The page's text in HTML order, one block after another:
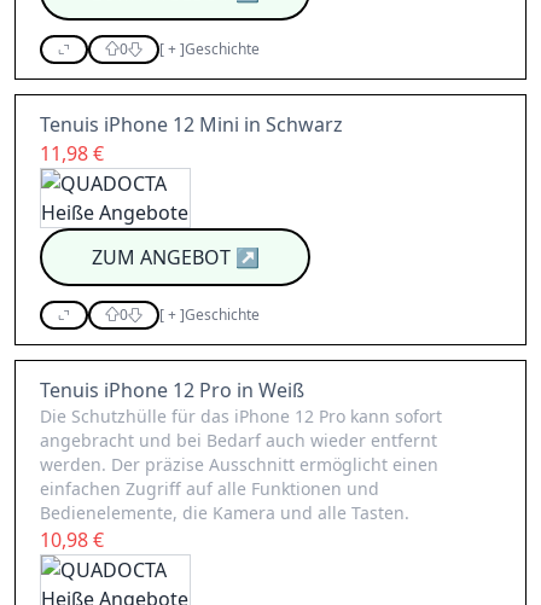
0 [+]Geschichte
Tenuis iPhone 12 Mini in Schwarz
11,98 €
ZUM ANGEBOT↗
0 [+]Geschichte
Tenuis iPhone 12 Pro in Weiß
Die Schutzhülle für das iPhone 12 Pro kann sofort
angebracht und bei Bedarf auch wieder entfernt
werden. Der präzise Ausschnitt ermöglicht einen
einfachen Zugriff auf alle Funktionen und
Bedienelemente, die Kamera und alle Tasten.
10,98 €